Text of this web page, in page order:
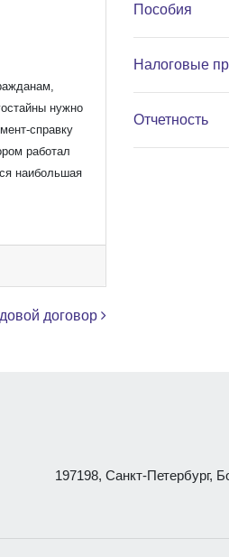
нужно
справку
работал
наибольшая
договор
Пособия
Налоговые
Отчетность
197198, Санкт-Петербург,